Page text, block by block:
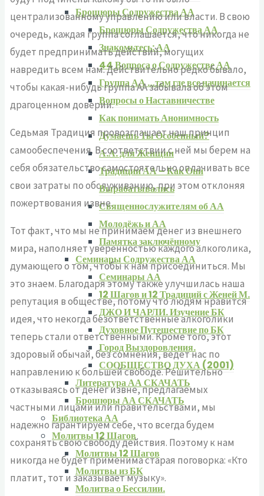
Брошюры Содружества АА
Брошюры Содружества АА
Знакомьтесь: АА
44 Вопроса о Содружестве АА
Группа АА …там где все начинается
Вопросы о Наставничестве
Как понимать Анонимность
Думаешь Ты Особенный?
А.А. для Женщин
Традиции АА – Как Они
Вырабатывались
Священнослужителям об АА
Молодёжь и АА
Памятка заключённому
Семинары Содружества АА
Семинары АА
12 Шагов и 12 Традиций с Женей М.
ДЖО И ЧАРЛИ. Изучение БК
Духовное Путешествие по БК
Город Выздоровления.
СООБЩЕСТВО ДУХА (2001)
Литература АА СКАЧАТЬ
Брошюры АА СКАЧАТЬ
Библиотека АА
Молитвы 12 Шагов
Молитвы 12 Шагов
Молитвы из БК
Молитва о Бессилии.
централизованному управлению или власти. В свою
очередь, каждая группа соглашается, что никогда не
будет предпринимать действий, могущих
навредить всем нам. Действительно редко бывало,
чтобы какая-нибудь группа АА забывала об этом
драгоценном доверии.
Седьмая Традиция провозглашает наш принцип
самообеспечения. В соответствии с ней мы берем на
себя обязательство самостоятельно оплачивать все
свои затраты по обслуживанию, при этом отклоняя
пожертвования извне.
Тот факт, что мы не принимаем денег из внешнего
мира, наполняет уверенностью каждого алкоголика,
думающего о том, чтобы к нам присоединиться. Мы
это знаем. Благодаря этому также улучшилась наша
репутация в обществе, потому что людям нравится
идея, что некогда безответственные алкоголики
теперь стали ответственными. Кроме того, этот
здоровый обычай, без сомнения, ведет нас по
направлению к большей свободе. Решительно
отказываясь от денег извне, предлагаемых
частными лицами или правительствами, мы
надежно гарантируем себе, что всегда будем
сохранять свою свободу действия. Поэтому к нам
никогда не будет применима старая поговорка: «Кто
платит, тот и заказывает музыку».